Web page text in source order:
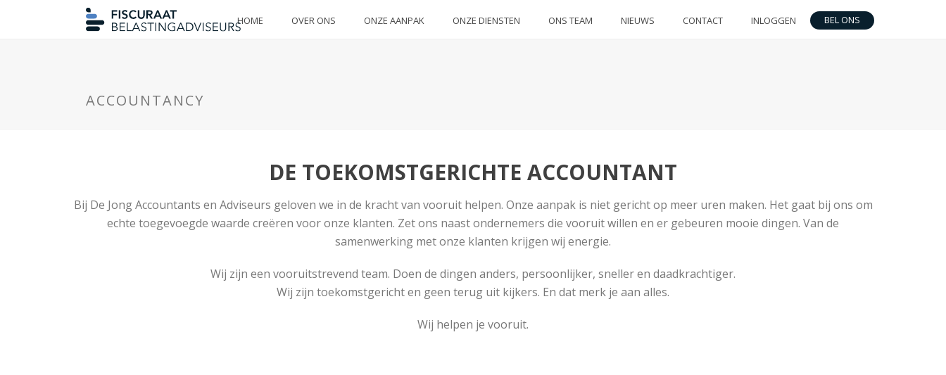
HOME OVER ONS ONZE AANPAK ONZE DIENSTEN ONS TEAM NIEUWS CONTACT INLOGGEN BEL ONS
ACCOUNTANCY
DE TOEKOMSTGERICHTE ACCOUNTANT
Bij De Jong Accountants en Adviseurs geloven we in de kracht van vooruit helpen. Onze aanpak is niet gericht op meer uren maken. Het gaat bij ons om
echte toegevoegde waarde creëren voor onze klanten. Zet ons naast ondernemers die vooruit willen en er gebeuren mooie dingen. Van de
samenwerking met onze klanten krijgen wij energie.
Wij zijn een vooruitstrevend team. Doen de dingen anders, persoonlijker, sneller en daadkrachtiger.
Wij zijn toekomstgericht en geen terug uit kijkers. En dat merk je aan alles.
Wij helpen je vooruit.